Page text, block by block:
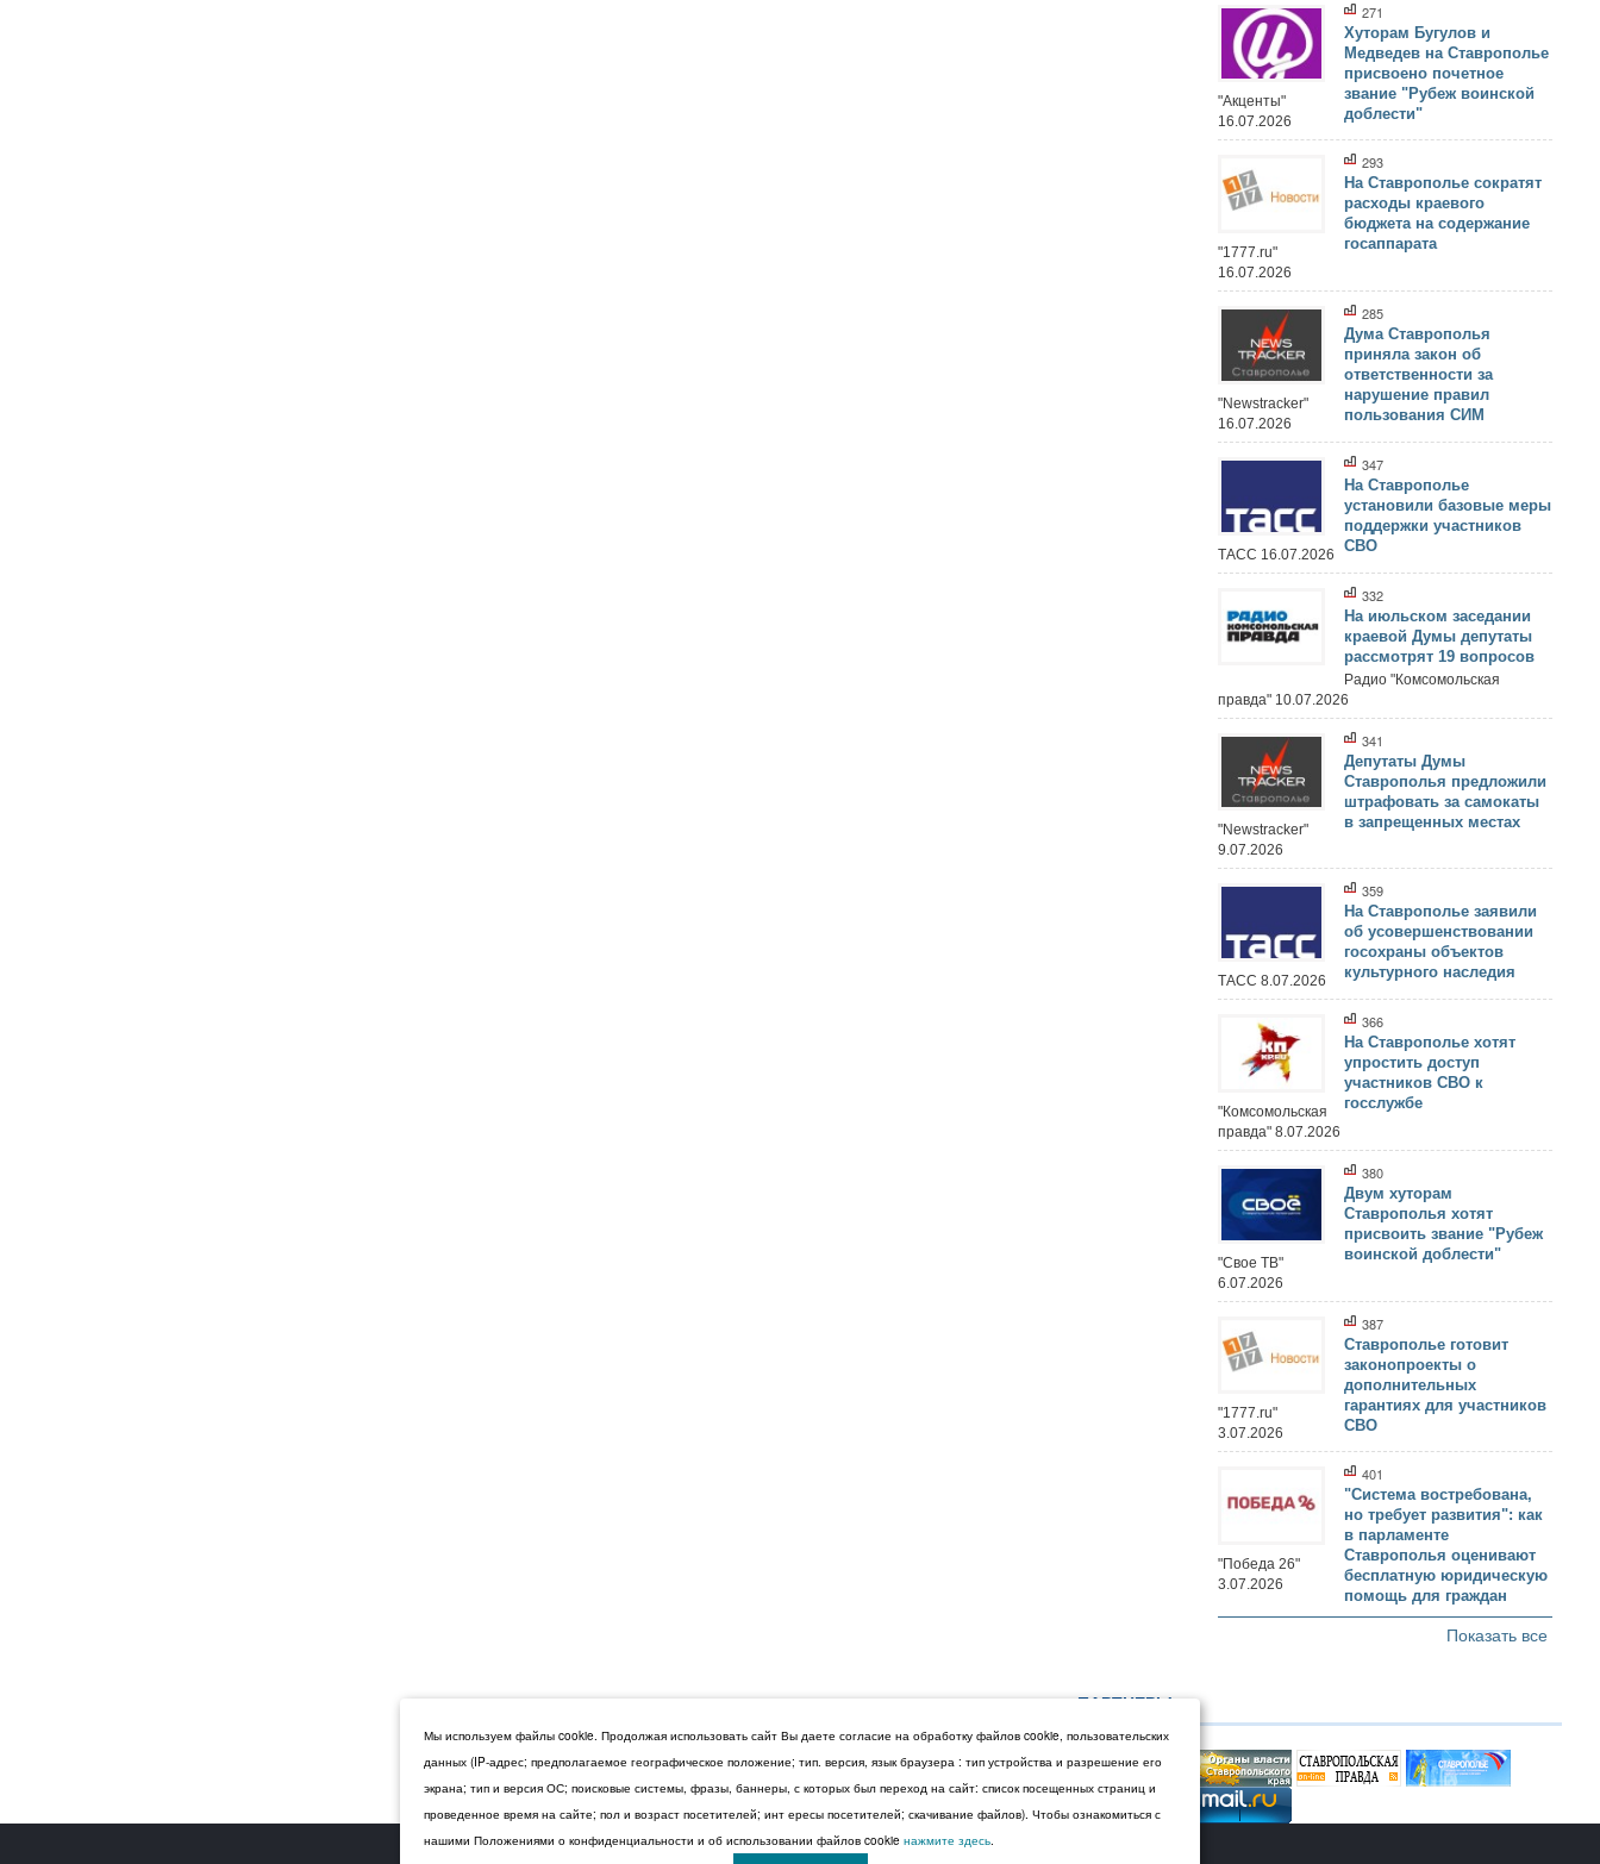
271
Хуторам Бугулов и
Медведев на Ставрополье
присвоено почетное
звание "Рубеж воинской
доблести"
"Акценты"
16.07.2026
293
На Ставрополье сократят
расходы краевого
бюджета на содержание
госаппарата
"1777.ru"
16.07.2026
285
Дума Ставрополья
приняла закон об
ответственности за
нарушение правил
пользования СИМ
"Newstracker"
16.07.2026
347
На Ставрополье
установили базовые меры
поддержки участников
СВО
ТАСС 16.07.2026
332
На июльском заседании
краевой Думы депутаты
рассмотрят 19 вопросов
Радио "Комсомольская
правда" 10.07.2026
341
Депутаты Думы
Ставрополья предложили
штрафовать за самокаты
в запрещенных местах
"Newstracker"
9.07.2026
359
На Ставрополье заявили
об усовершенствовании
госохраны объектов
культурного наследия
ТАСС 8.07.2026
366
На Ставрополье хотят
упростить доступ
участников СВО к
госслужбе
"Комсомольская
правда" 8.07.2026
380
Двум хуторам
Ставрополья хотят
присвоить звание "Рубеж
воинской доблести"
"Свое ТВ"
6.07.2026
387
Ставрополье готовит
законопроекты о
дополнительных
гарантиях для участников
СВО
"1777.ru"
3.07.2026
401
"Система востребована,
но требует развития": как
в парламенте
Ставрополья оценивают
бесплатную юридическую
помощь для граждан
"Победа 26"
3.07.2026
Показать все
ПАРТНЕРЫ
© 2026 Дума Ставропольского края.
Мы используем файлы cookie. Продолжая использовать сайт Вы даете согласие на обработку файлов cookie, пользовательских
данных (IP-адрес; предполагаемое географическое положение; тип. версия, язык браузера : тип устройства и разрешение его
экрана; тип и версия ОС; поисковые системы, фразы, баннеры, с которых был переход на сайт: список посещенных страниц и
проведенное время на сайте; пол и возраст посетителей; инт ересы посетителей; скачивание файлов). Чтобы ознакомиться с
нашими Положениями о конфиденциальности и об использовании файлов cookie нажмите здесь.